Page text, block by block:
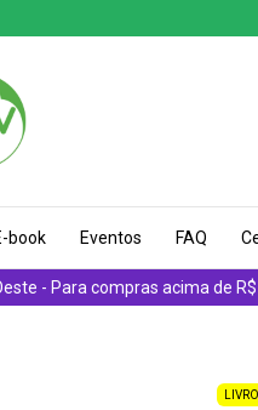
- Para compras acima de
book Eventos FAQ